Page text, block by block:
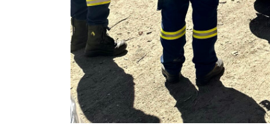
σ
η
ς